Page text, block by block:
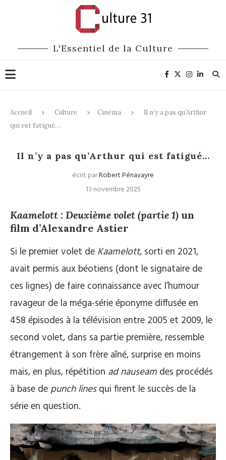
L'Essentiel de la Culture
Accueil Culture Cinéma
Il n’y a pas qu’Arthur
qui est fatigué…
Il n’y a pas qu’Arthur qui est fatigué…
écrit parRobert Pénavayre
13 novembre 2025
Kaamelott : Deuxième volet (partie 1) un
film d’Alexandre Astier
Si le premier volet de Kaamelott, sorti en 2021,
avait permis aux béotiens (dont le signataire de
ces lignes) de faire connaissance avec l’humour
ravageur de la méga-série éponyme diffusée en
458 épisodes à la télévision entre 2005 et 2009, le
second volet, dans sa partie première, ressemble
étrangement à son frère aîné, surprise en moins
mais, en plus, répétition ad nauseam des procédés
à base depunch linesqui firent le succès de la
série en question.